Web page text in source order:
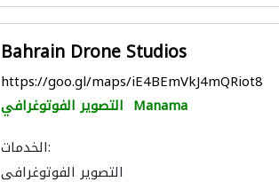
Bahrain Drone Studios
https://goo.gl/maps/iE4BEmVkJ4mQRiot8
التصوير الفوتوغرافي Manama
الخدمات:
التصوير الفوتوغرافي